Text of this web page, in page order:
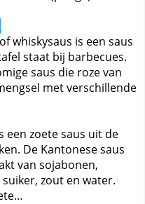
whiskysaus is een saus
staat bij barbecues.
saus die roze van
met verschillende
een zoete saus uit de
De Kantonese saus
van sojabonen,
zout en water.